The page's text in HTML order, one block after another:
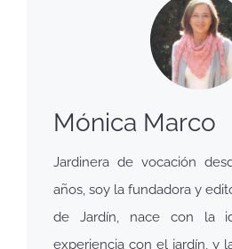
Mónica Marco
Jardinera de vocación
años, soy la fundadora y
de Jardín, nace con la
experiencia con el jardín, y